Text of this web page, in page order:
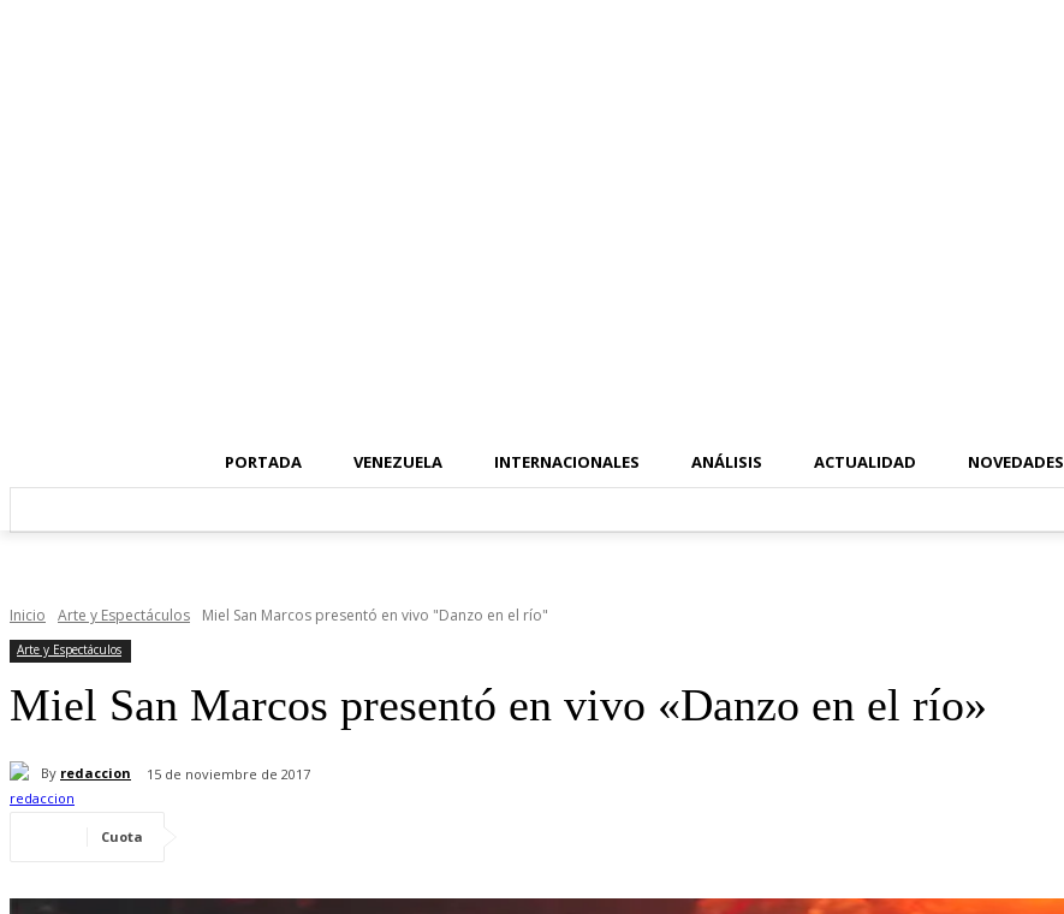
PORTADA VENEZUELA INTERNACIONALES ANÁLISIS ACTUALIDAD NOVEDADES
Inicio Arte y Espectáculos Miel San Marcos presentó en vivo "Danzo en el río"
Arte y Espectáculos
Miel San Marcos presentó en vivo «Danzo en el río»
By redaccion 15 de noviembre de 2017
Cuota